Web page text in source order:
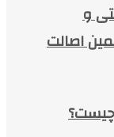
و
اصالت